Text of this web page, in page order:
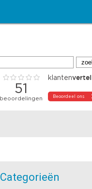
Categorieën